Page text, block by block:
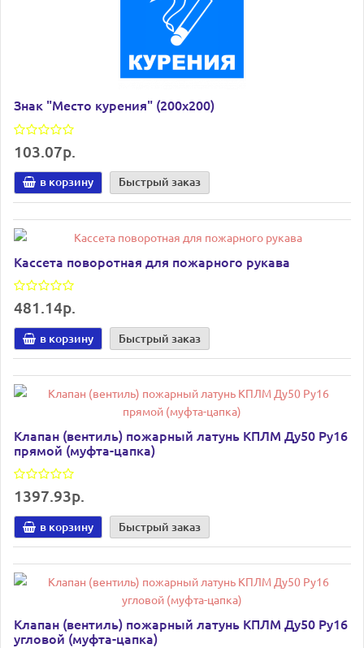
Знак "Место курения" (200х200)
103.07р.
в корзину Быстрый заказ
Кассета поворотная для пожарного рукава
481.14р.
в корзину Быстрый заказ
Клапан (вентиль) пожарный латунь КПЛМ Ду50 Ру16
прямой (муфта-цапка)
1397.93р.
в корзину Быстрый заказ
Клапан (вентиль) пожарный латунь КПЛМ Ду50 Ру16
угловой (муфта-цапка)